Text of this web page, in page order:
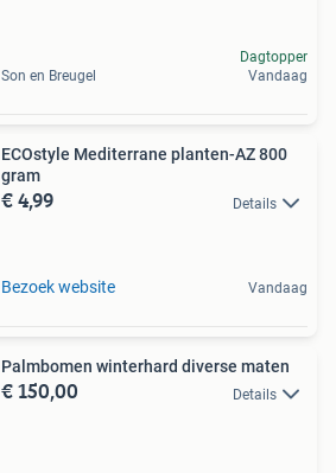
Son en Breugel
Dagtopper
Vandaag
ECOstyle Mediterrane planten-AZ 800
gram
€ 4,99 Details
Bezoek website Vandaag
Palmbomen winterhard diverse maten
€ 150,00 Details